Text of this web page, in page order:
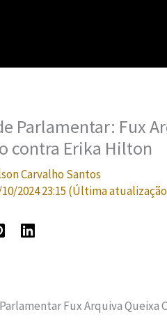
Parlamentar: Fux
contra Erika Hilton
Carvalho Santos
2024 23:15 (Última